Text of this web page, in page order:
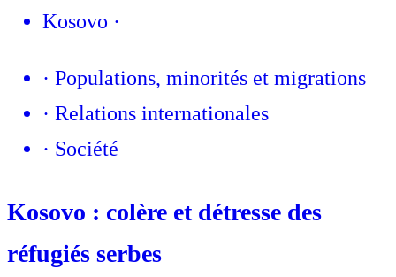
Kosovo ·
· Populations, minorités et migrations
· Relations internationales
· Société
Kosovo : colère et détresse des
réfugiés serbes